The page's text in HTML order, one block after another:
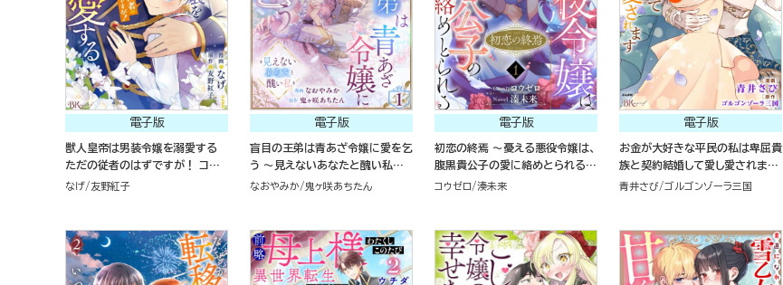
電子版
獣人皇帝は男装令嬢を溺愛する
ただの従者のはずですが！ コミッ
ク版 （1）
なげ 友野紅子
電子版
盲目の王弟は青あざ令嬢に愛を乞
う ～見えないあなたと醜い私～
コミック版（分冊版）
なおやみか 鬼ヶ咲あちたん
電子版
初恋の終焉 ～憂える悪役令嬢は、
腹黒貴公子の愛に絡めとられる～
コミック版（分冊版）
コウゼロ 湊未来
電子版
お金が大好きな平民の私は卑屈貴
族と契約結婚して愛し愛されます
コミック版 （4）
青井さび ゴルゴンゾーラ三国